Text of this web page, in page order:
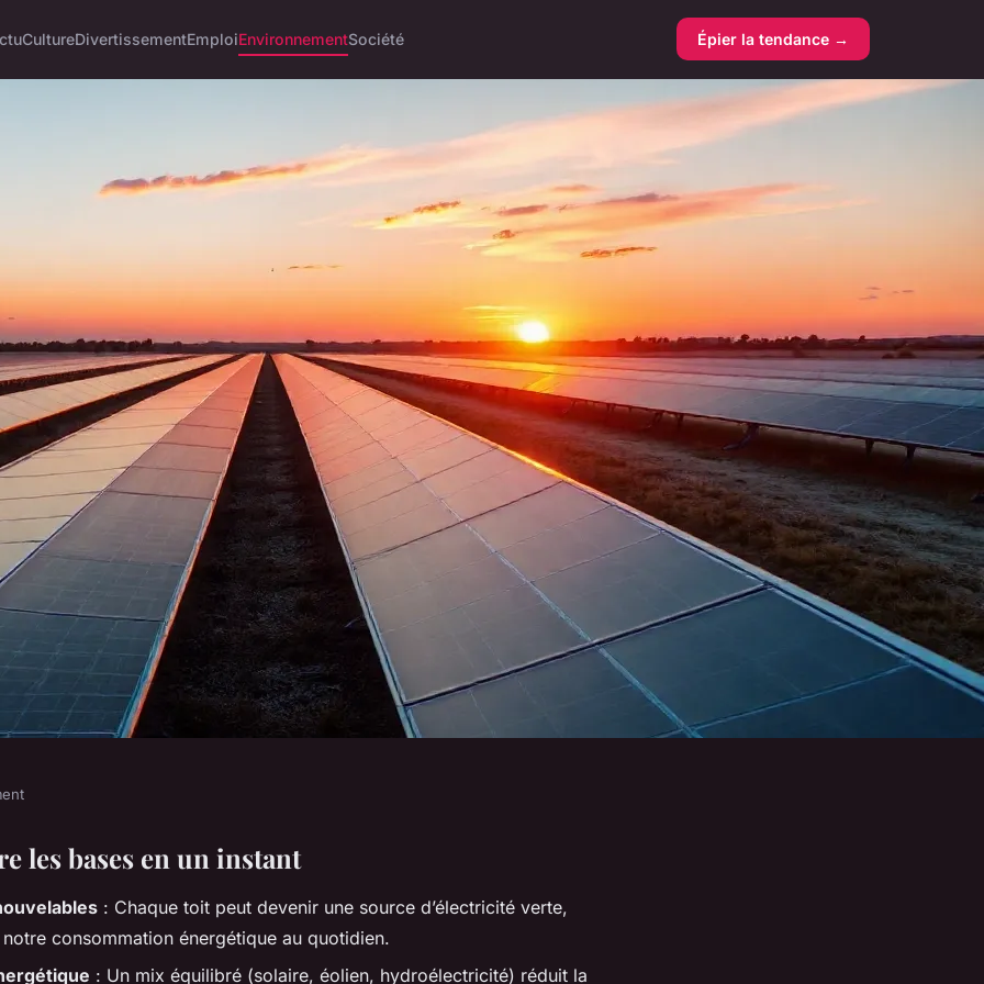
CultureDivertissementEmploiEnvironnementSociété Épier la tendance →
des
pour demain
les bases en un instant
: Chaque toit peut devenir une source d’électricité verte,
consommation énergétique au quotidien.
: Un mix équilibré (solaire, éolien, hydroélectricité) réduit la